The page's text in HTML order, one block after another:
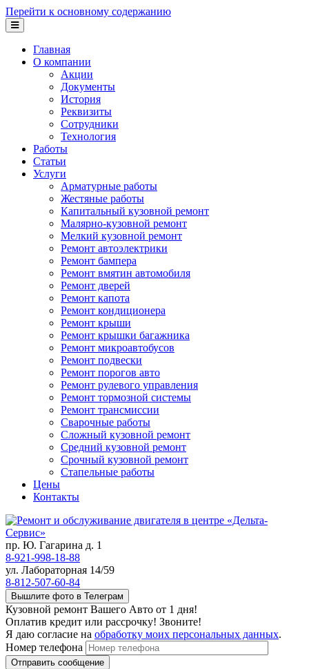
Перейти к основному содержанию
Главная
О компании
Акции
Документы
История
Реквизиты
Сотрудники
Технология
Работы
Статьи
Услуги
Арматурные работы
Жестяные работы
Капитальный кузовной ремонт
Малярно-кузовной ремонт
Мелкий кузовной ремонт
Ремонт автоэлектрики
Ремонт бампера
Ремонт вмятин автомобиля
Ремонт дверей
Ремонт капота
Ремонт кондиционера
Ремонт крыши
Ремонт крышки багажника
Ремонт микроавтобусов
Ремонт подвески
Ремонт порогов авто
Ремонт рулевого управления
Ремонт тормозной системы
Ремонт трансмиссии
Сварочные работы
Сложный кузовной ремонт
Средний кузовной ремонт
Срочный кузовной ремонт
Стапельные работы
Цены
Контакты
пр. Ю. Гагарина д. 1
8-921-998-18-88
ул. Лабораторная 14/59
8-812-507-60-84
Вышлите фото в Телеграм
Кузовной ремонт Вашего Авто от 1 дня!
Оплатив кредит или рассрочку! Звоните!
Я даю согласие на обработку моих персональных данных.
Номер телефона